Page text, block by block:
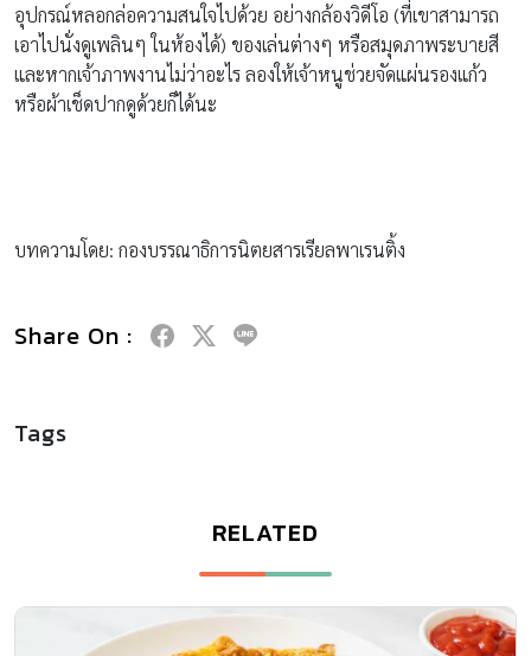
อุปกรณ์หลอกล่อความสนใจไปด้วย อย่างกล้องวิดีโอ (ที่เขาสามารถ
เอาไปนั่งดูเพลินๆ ในห้องได้) ของเล่นต่างๆ หรือสมุดภาพระบายสี
และหากเจ้าภาพงานไม่ว่าอะไร ลองให้เจ้าหนูช่วยจัดแผ่นรองแก้ว
หรือผ้าเช็ดปากดูด้วยก็ได้นะ
บทความโดย: กองบรรณาธิการนิตยสารเรียลพาเรนติ้ง
Share On :
Tags
RELATED